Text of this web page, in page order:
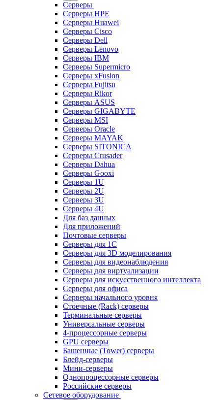
Серверы
Серверы HPE
Серверы Huawei
Серверы Cisco
Серверы Dell
Серверы Lenovo
Серверы IBM
Серверы Supermicro
Серверы xFusion
Серверы Fujitsu
Серверы Rikor
Серверы ASUS
Серверы GIGABYTE
Серверы MSI
Серверы Oracle
Серверы MAYAK
Серверы SITONICA
Серверы Crusader
Серверы Dahua
Серверы Gooxi
Серверы 1U
Серверы 2U
Серверы 3U
Серверы 4U
Для баз данных
Для приложений
Почтовые серверы
Серверы для 1С
Серверы для 3D моделирования
Серверы для видеонаблюдения
Серверы для виртуализации
Серверы для искусственного интеллекта
Серверы для офиса
Серверы начального уровня
Стоечные (Rack) серверы
Терминальные серверы
Универсальные серверы
4-процессорные серверы
GPU серверы
Башенные (Tower) серверы
Блейд-серверы
Мини-серверы
Однопроцессорные серверы
Российские серверы
Сетевое оборудование